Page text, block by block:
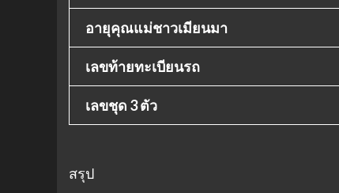
อายุคุณแม่ชาวเมียนมา
เลขท้ายทะเบียนรถ
เลขชุด 3 ตัว
สรุป